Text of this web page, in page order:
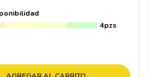
4pzs